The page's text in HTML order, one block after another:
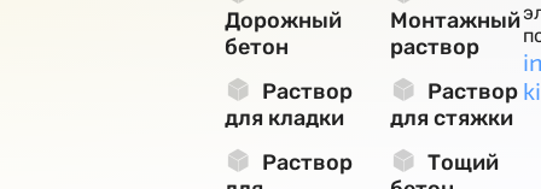
Дорожный
бетон
Монтажный
раствор
Раствор
для кладки
Раствор
для стяжки
Раствор
Тощий